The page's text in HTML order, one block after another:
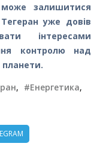
залишитися
уже довів
інтересами
контролю над
, #Енергетика,